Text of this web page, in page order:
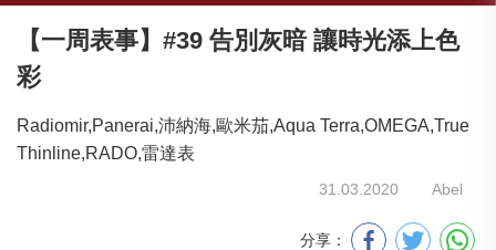
【一周表事】#39 告別灰暗 讓時光添上色
彩
Radiomir,Panerai,沛納海,歐米茄,Aqua Terra,OMEGA,True
Thinline,RADO,雷達表
31.03.2020 Abel
分享：